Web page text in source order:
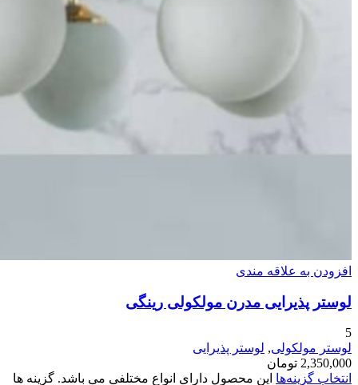
افزودن به علاقه مندی
لوستر پذیرایی مدرن مولکولی رینگی
5
لوستر مولکولی, لوستر پذیرایی
2,350,000 تومان
انتخاب گزینه‌ها این محصول دارای انواع مختلفی می باشد. گزینه ها